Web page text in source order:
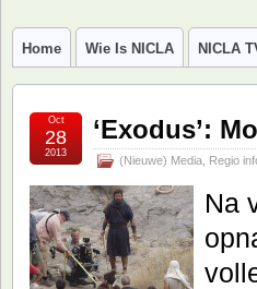
Home Wie Is NICLA NICLA
‘Exodus’:
(Nieuwe) Media Regio
Oct
28
2013
Na